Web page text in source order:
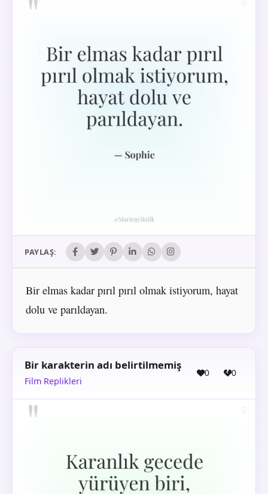
PAYLAŞ:
Bir elmas kadar pırıl pırıl olmak istiyorum, hayat
dolu ve parıldayan.
Bir karakterin adı belirtilmemiş
Film Replikleri
0 0